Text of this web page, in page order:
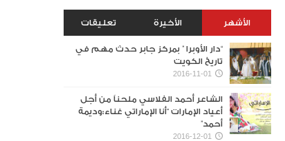
الأشهر الأخيرة تعليقات
“دار الأوبرا ” بمركز جابر حدث مهم في
تاريخ الكويت
2016-11-01
الشاعر أحمد الفلاسي ملحناً من أجل
أعياد الإمارات “أنا الإماراتي غناء:وديمة
أحمد”
2016-12-01